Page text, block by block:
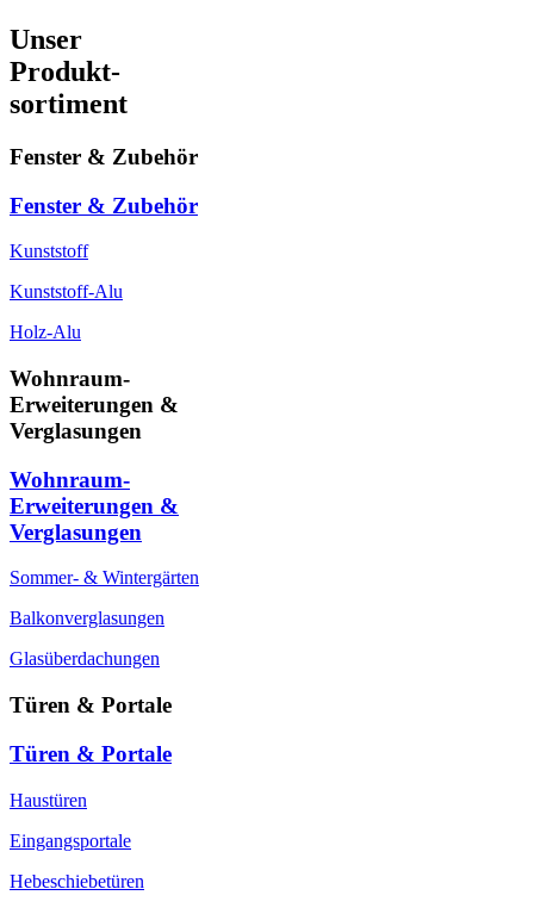
Unser
Produkt-
sortiment
Fenster & Zubehör
Fenster & Zubehör
Kunststoff
Kunststoff-Alu
Holz-Alu
Wohnraum-
Erweiterungen &
Verglasungen
Wohnraum-
Erweiterungen &
Verglasungen
Sommer- & Wintergärten
Balkonverglasungen
Glasüberdachungen
Türen & Portale
Türen & Portale
Haustüren
Eingangsportale
Hebeschiebetüren